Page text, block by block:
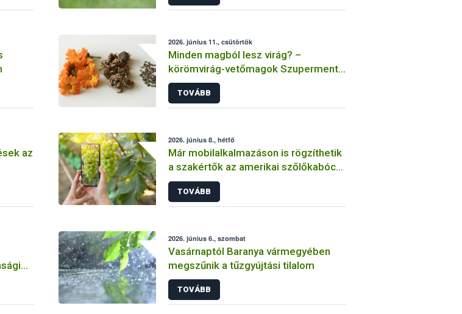
2026. június 11., csütörtök
Minden magból lesz virág? –
körömvirág-vetőmagok Szupermenta
tesztje
TOVÁBB
az
2026. június 8., hétfő
Már mobilalkalmazáson is rögzíthetik
a szakértők az amerikai szőlőkabóca
észleléseket
TOVÁBB
2026. június 6., szombat
Vasárnaptól Baranya vármegyében
megszűnik a tűzgyújtási tilalom
TOVÁBB